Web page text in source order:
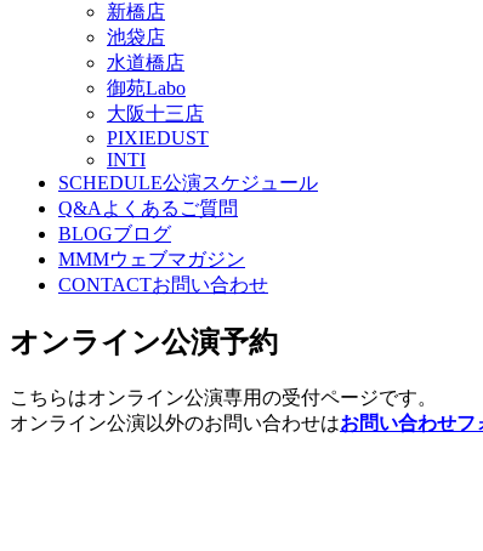
新橋店
池袋店
水道橋店
御苑Labo
大阪十三店
PIXIEDUST
INTI
SCHEDULE公演スケジュール
Q&A よくあるご質問
BLOGブログ
MMMウェブマガジン
CONTACTお問い合わせ
オンライン公演予約
こちらはオンライン公演専用の受付ページです。
オンライン公演以外のお問い合わせはお問い合わせフ